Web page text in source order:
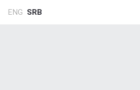
ENG SRB